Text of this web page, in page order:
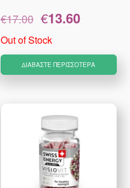
€17.00
Original
price
was:
€13.60
€13.60.
Out of Stock
ΔΙΑΒΆΣΤΕ ΠΕΡΙΣΣΌΤΕΡΑ